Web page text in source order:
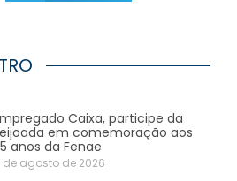
Caixa, participe da
em comemoração aos
anos da Fenae
de agosto de 2026